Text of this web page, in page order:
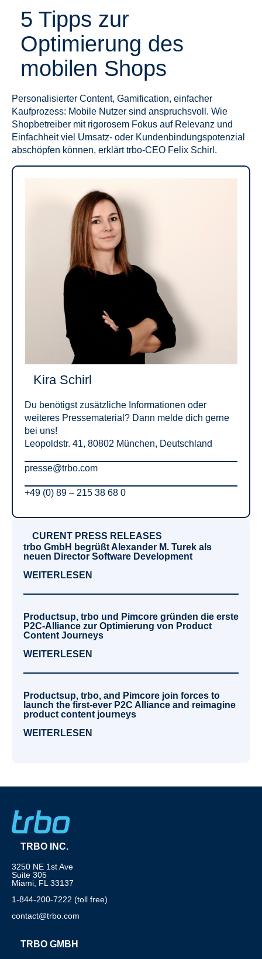
5 Tipps zur
Optimierung des
mobilen Shops
Personalisierter Content, Gamification, einfacher
Kaufprozess: Mobile Nutzer sind anspruchsvoll. Wie
Shopbetreiber mit rigorosem Fokus auf Relevanz und
Einfachheit viel Umsatz- oder Kundenbindungspotenzial
abschöpfen können, erklärt trbo-CEO Felix Schirl.
Kira Schirl
Du benötigst zusätzliche Informationen oder
weiteres Pressematerial? Dann melde dich gerne
bei uns!
Leopoldstr. 41, 80802 München, Deutschland
presse@trbo.com
+49 (0) 89 – 215 38 68 0
CURENT PRESS RELEASES
trbo GmbH begrüßt Alexander M. Turek als
neuen Director Software Development
WEITERLESEN
Productsup, trbo und Pimcore gründen die erste
P2C-Alliance zur Optimierung von Product
Content Journeys
WEITERLESEN
Productsup, trbo, and Pimcore join forces to
launch the first-ever P2C Alliance and reimagine
product content journeys
WEITERLESEN
TRBO INC.
3250 NE 1st Ave
Suite 305
Miami, FL 33137
1-844-200-7222 (toll free)
contact@trbo.com
TRBO GMBH